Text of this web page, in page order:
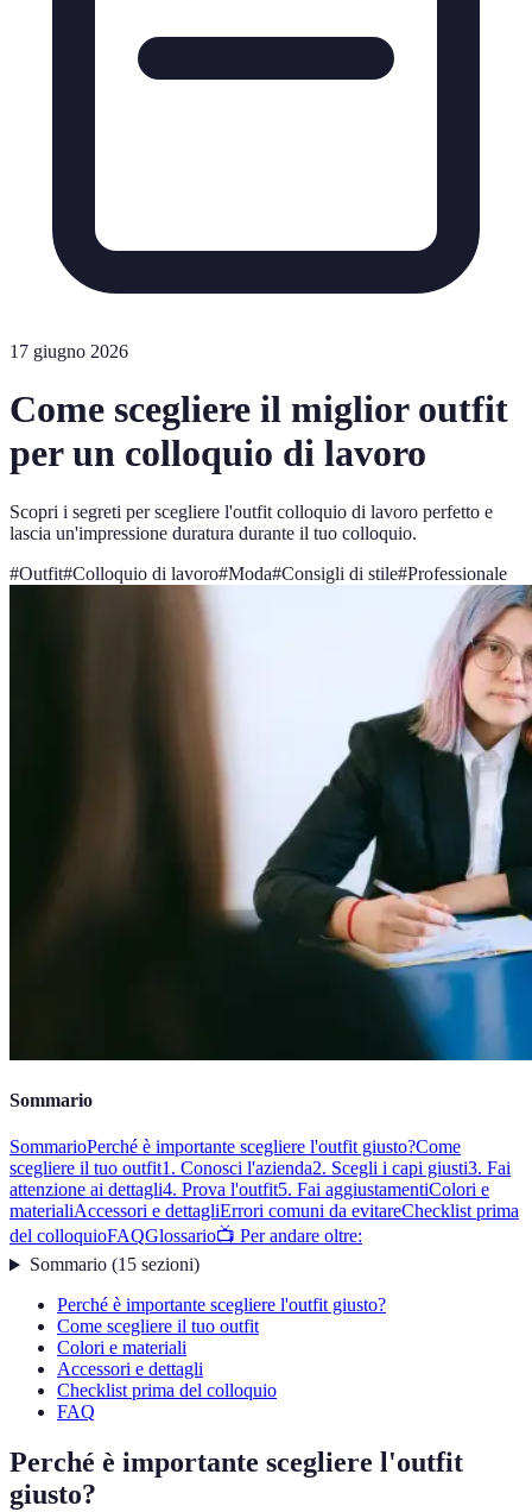
17 giugno 2026
Come scegliere il miglior outfit
per un colloquio di lavoro
Scopri i segreti per scegliere l'outfit colloquio di lavoro perfetto e
lascia un'impressione duratura durante il tuo colloquio.
#Outfit#Colloquio di lavoro#Moda#Consigli di stile#Professionale
Sommario
SommarioPerché è importante scegliere l'outfit giusto?Come
scegliere il tuo outfit1. Conosci l'azienda2. Scegli i capi giusti3. Fai
attenzione ai dettagli4. Prova l'outfit5. Fai aggiustamentiColori e
materialiAccessori e dettagliErrori comuni da evitareChecklist prima
del colloquioFAQGlossario📺 Per andare oltre:
Sommario(15 sezioni)
Perché è importante scegliere l'outfit giusto?
Come scegliere il tuo outfit
Colori e materiali
Accessori e dettagli
Checklist prima del colloquio
FAQ
Perché è importante scegliere l'outfit
giusto?